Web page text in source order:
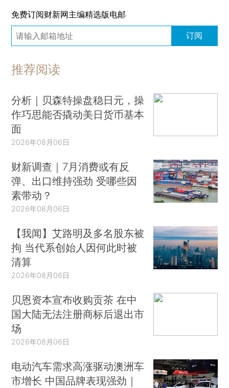
免费订阅财新网主编精选版电邮
订阅
推荐阅读
分析｜贝森特操盘稳日元，操
作巧思能否撬动美日货币基本
面
2026年08月06日
财新调查｜7月消费或有反
弹、出口维持强劲 受哪些因
素带动？
2026年08月06日
【我闻】艾路明及多名股东被
拘 当代系创始人因何此时被
清算
2026年08月06日
贝恩资本宣布收购贡茶 在中
国大陆无法注册商标后退出市
场
2026年08月06日
电动汽车需求高涨驱动澳洲车
市增长 中国品牌表现强劲｜